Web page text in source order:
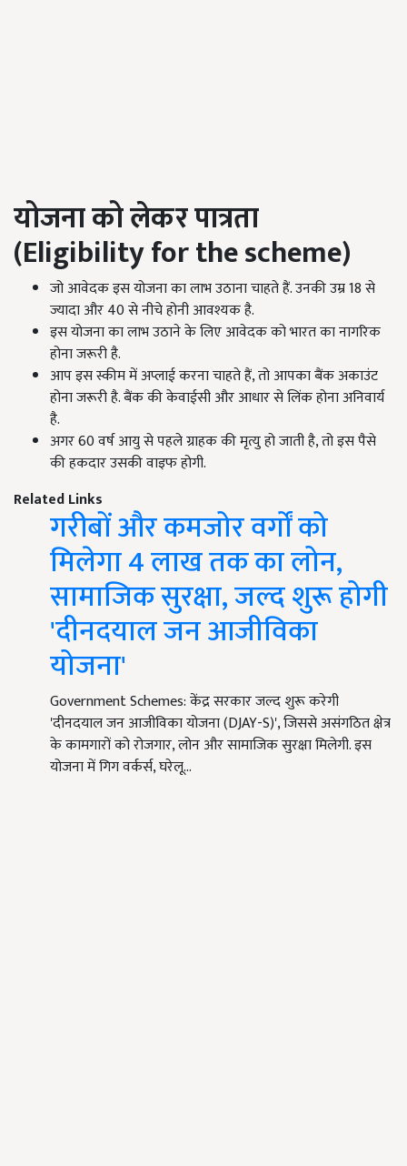
योजना को लेकर पात्रता
(Eligibility for the scheme)
जो आवेदक इस योजना का लाभ उठाना चाहते हैं. उनकी उम्र 18 से
ज्यादा और 40 से नीचे होनी आवश्यक है.
इस योजना का लाभ उठाने के लिए आवेदक को भारत का नागरिक
होना जरूरी है.
आप इस स्कीम में अप्लाई करना चाहते हैं, तो आपका बैंक अकाउंट
होना जरूरी है. बैंक की केवाईसी और आधार से लिंक होना अनिवार्य
है.
अगर 60 वर्ष आयु से पहले ग्राहक की मृत्यु हो जाती है, तो इस पैसे
की हकदार उसकी वाइफ होगी.
Related Links
गरीबों और कमजोर वर्गों को
मिलेगा 4 लाख तक का लोन,
सामाजिक सुरक्षा, जल्द शुरू होगी
'दीनदयाल जन आजीविका
योजना'
Government Schemes: केंद्र सरकार जल्द शुरू करेगी
'दीनदयाल जन आजीविका योजना (DJAY-S)', जिससे असंगठित क्षेत्र
के कामगारों को रोजगार, लोन और सामाजिक सुरक्षा मिलेगी. इस
योजना में गिग वर्कर्स, घरेलू…